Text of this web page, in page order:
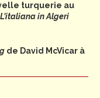
turquerie au
L’italiana in Algeri
de David McVicar à